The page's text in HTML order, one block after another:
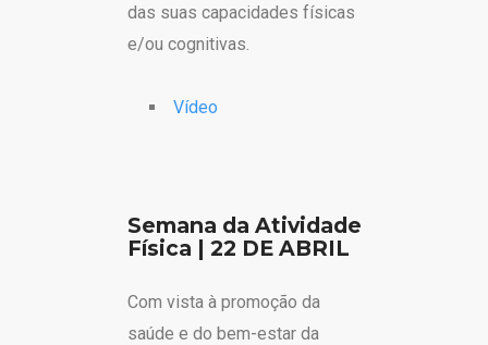
das suas capacidades físicas
e/ou cognitivas.
Vídeo
Semana da Atividade
Física | 22 DE ABRIL
Com vista à promoção da
saúde e do bem-estar da